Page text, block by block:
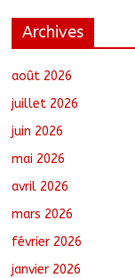
Archives
août 2026
juillet 2026
juin 2026
mai 2026
avril 2026
mars 2026
février 2026
janvier 2026